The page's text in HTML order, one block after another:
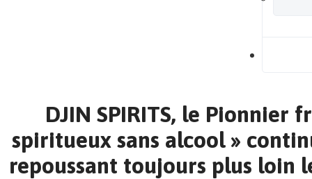
DJIN SPIRITS, le Pionnier
spiritueux sans alcool »
repoussant toujours plus loin